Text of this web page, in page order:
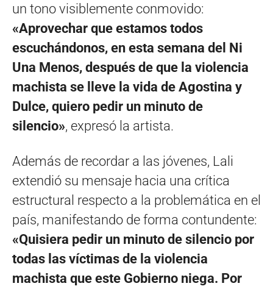
un tono visiblemente conmovido:
«Aprovechar que estamos todos
escuchándonos, en esta semana del Ni
Una Menos, después de que la violencia
machista se lleve la vida de Agostina y
Dulce, quiero pedir un minuto de
silencio», expresó la artista.
Además de recordar a las jóvenes, Lali
extendió su mensaje hacia una crítica
estructural respecto a la problemática en el
país, manifestando de forma contundente:
«Quisiera pedir un minuto de silencio por
todas las víctimas de la violencia
machista que este Gobierno niega. Por